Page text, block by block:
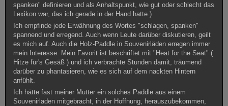
spanken" definieren und als Anhaltspunkt, wie gut oder schlecht das
Lexikon war, das ich gerade in der Hand hatte.)
Ich empfinde jede Erwähnung des Wortes "schlagen, spanken"
spannend und erregend. Auch wenn Leute darüber diskutieren, geilt
es mich auf. Auch die Holz-Paddle in Souvenirläden erregen immer
mein Interesse. Mein Favorit ist beschriftet mit "Heat for the Seat" (
Hitze für's Gesäß ) und ich verbrachte Stunden damit, träumend
darüber zu phantasieren, wie es sich auf dem nackten Hintern
anfühlt.
Ich hätte fast meiner Mutter ein solches Paddle aus einem
Souvenirladen mitgebracht, in der Hoffnung, herauszubekommen,